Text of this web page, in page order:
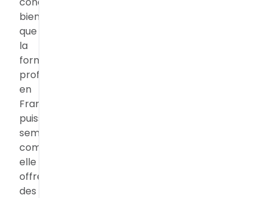
bien
que
la
formation
professionnelle
en
France
puisse
sembler
complexe,
elle
offre
des